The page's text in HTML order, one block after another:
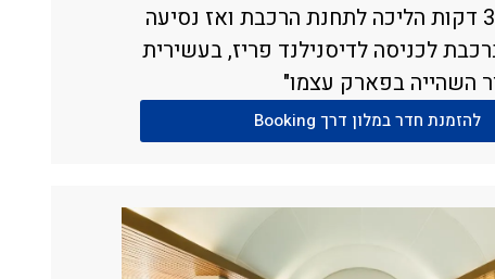
"ממש 3 דקות הליכה לתחנת הרכבת ואז נסיעה
לכניסה לדיסנילנד פריז, בעשירית
השהייה בפארק עצמו"
להזמנת חדר במלון דרך Booking